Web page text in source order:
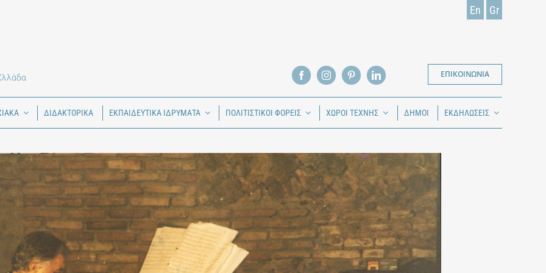
En Gr
ΕΠΙΚΟΙΝΩΝΙΑ
ΔΙΔΑΚΤΟΡΙΚΑ ΕΚΠΑΙΔΕΥΤΙΚΑ ΙΔΡΥΜΑΤΑ ΠΟΛΙΤΙΣΤΙΚΟΙ ΦΟΡΕΙΣ ΧΩΡΟΙ ΤΕΧΝΗΣ ΔΗΜΟΙ ΕΚΔΗΛΩΣΕΙΣ